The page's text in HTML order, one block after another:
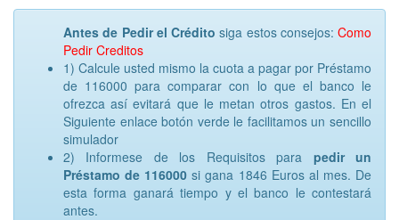
Antes de Pedir el Crédito siga estos consejos: Como
Pedir Creditos
1) Calcule usted mismo la cuota a pagar por Préstamo
de 116000 para comparar con lo que el banco le
ofrezca así evitará que le metan otros gastos. En el
Siguiente enlace botón verde le facilitamos un sencillo
simulador
2) Informese de los Requisitos para pedir un
Préstamo de 116000si gana 1846 Euros al mes. De
esta forma ganará tiempo y el banco le contestará
antes.